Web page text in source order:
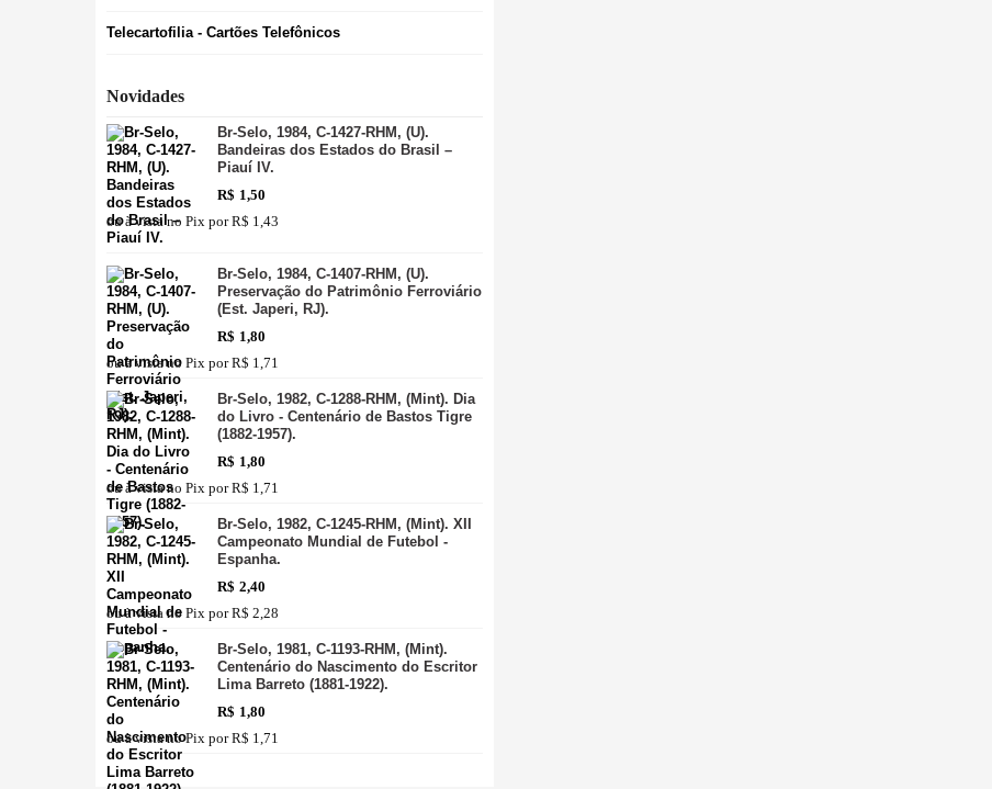
Telecartofilia - Cartões Telefônicos
Novidades
Br-Selo, 1984, C-1427-RHM, (U).
Bandeiras dos Estados do Brasil –
Piauí IV.
R$ 1,50
ou à vista no Pix porR$ 1,43
Br-Selo, 1984, C-1407-RHM, (U).
Preservação do Patrimônio Ferroviário
(Est. Japeri, RJ).
R$ 1,80
ou à vista no Pix porR$ 1,71
Br-Selo, 1982, C-1288-RHM, (Mint). Dia
do Livro - Centenário de Bastos Tigre
(1882-1957).
R$ 1,80
ou à vista no Pix porR$ 1,71
Br-Selo, 1982, C-1245-RHM, (Mint). XII
Campeonato Mundial de Futebol -
Espanha.
R$ 2,40
ou à vista no Pix porR$ 2,28
Br-Selo, 1981, C-1193-RHM, (Mint).
Centenário do Nascimento do Escritor
Lima Barreto (1881-1922).
R$ 1,80
ou à vista no Pix porR$ 1,71